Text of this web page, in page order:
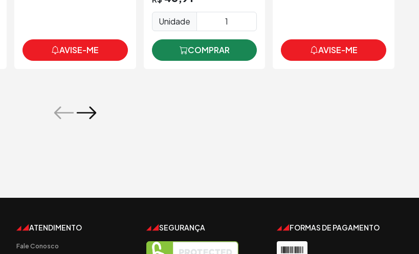
AVISE-ME
Unidade
COMPRAR AVISE-ME
ATENDIMENTO
Fale Conosco
SEGURANÇA FORMAS DE PAGAMENTO